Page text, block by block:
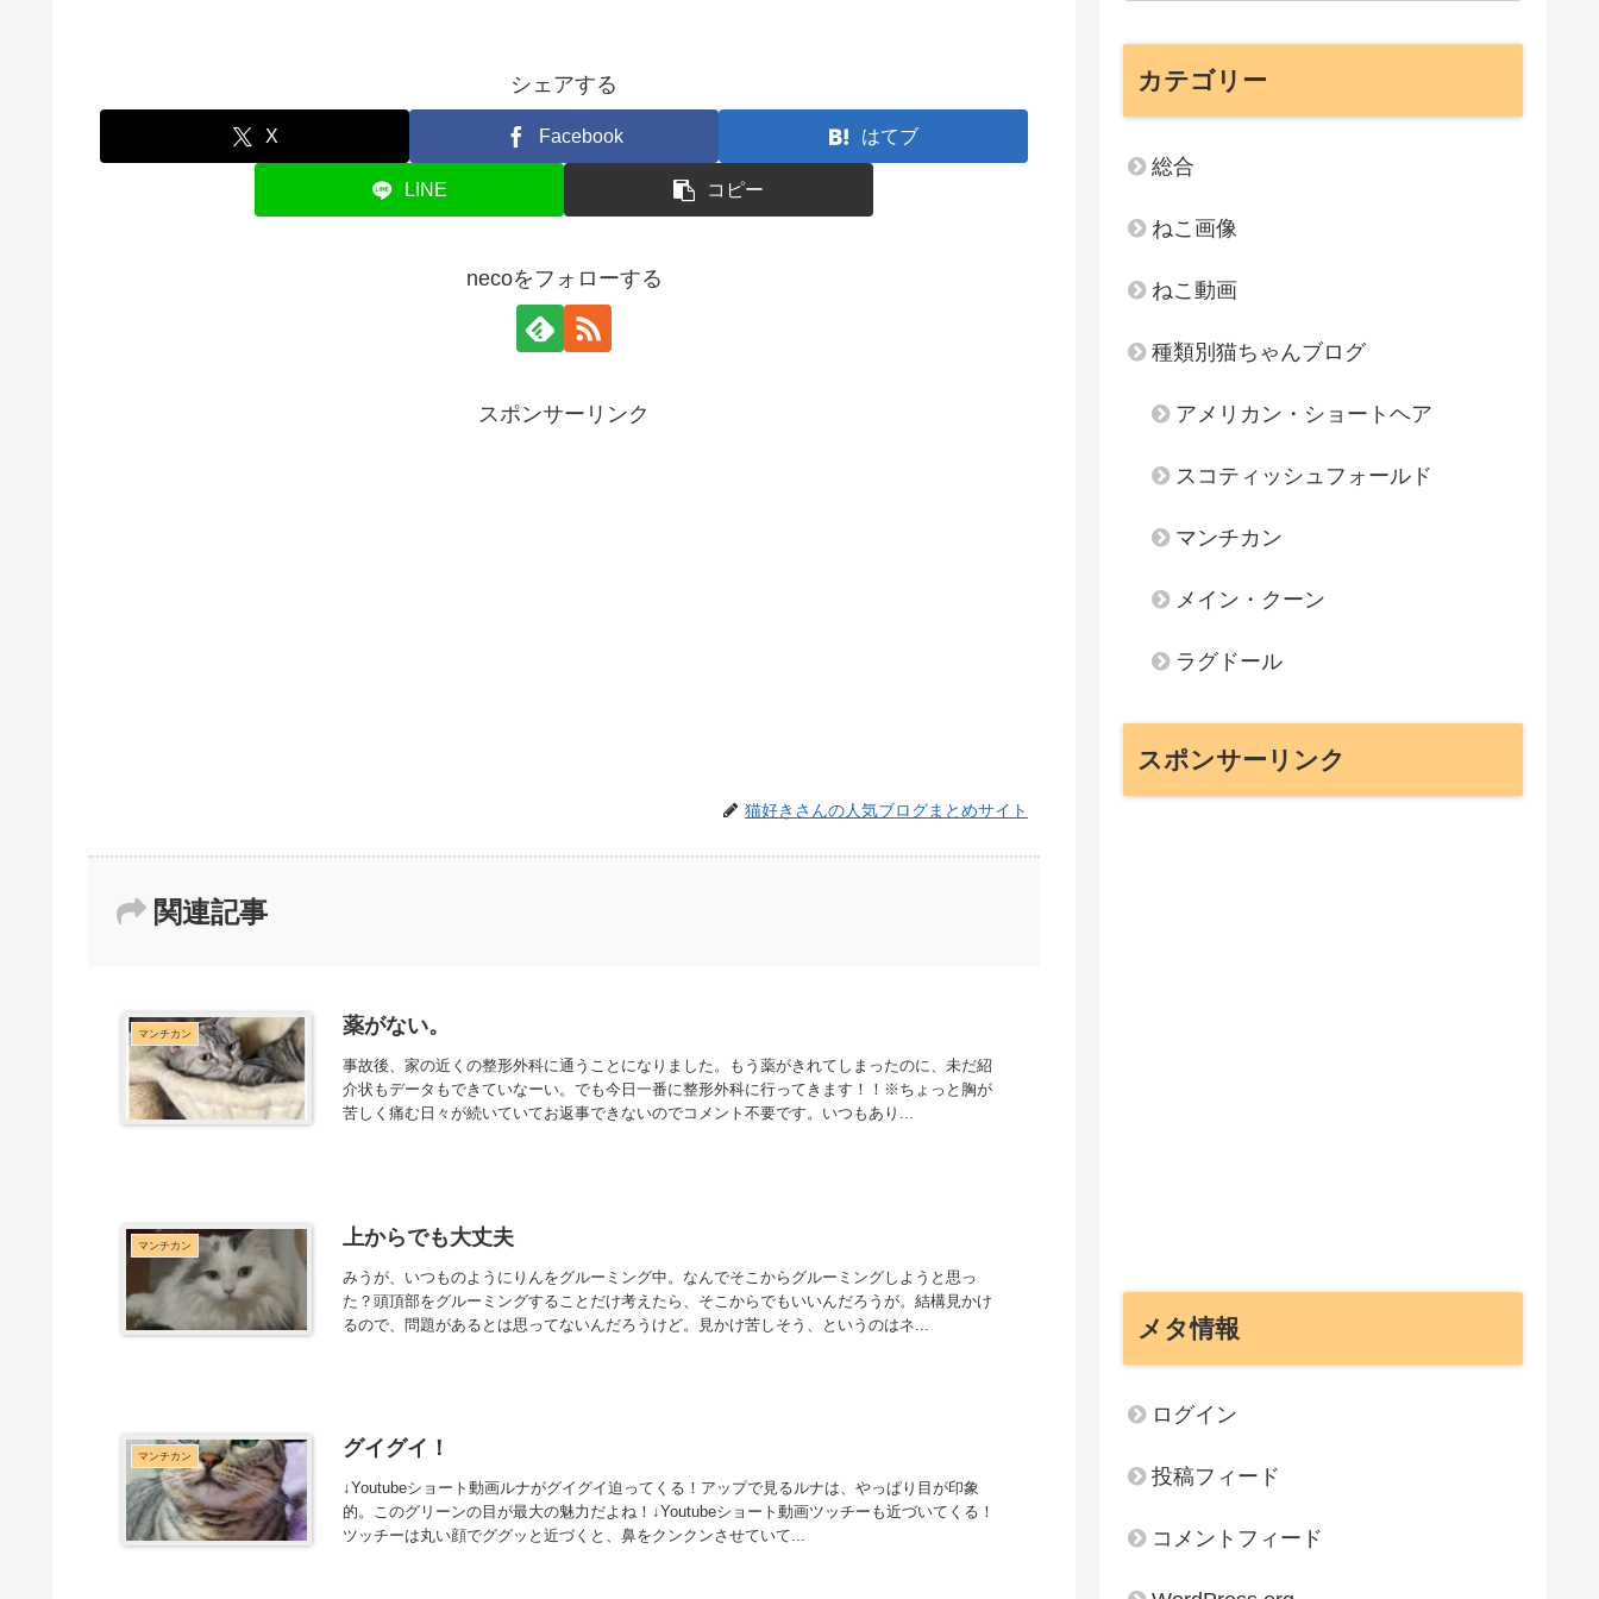
シェアする
X Facebook はてブ
LINE コピー
necoをフォローする
スポンサーリンク
猫好きさんの人気ブログまとめサイト
関連記事
マンチカン 薬がない。
事故後、家の近くの整形外科に通うことになりました。もう薬がきれてしまったのに、未だ紹
介状もデータもできていなーい。でも今日一番に整形外科に行ってきます！！※ちょっと胸が
苦しく痛む日々が続いていてお返事できないのでコメント不要です。いつもあり...
マンチカン 上からでも大丈夫
みうが、いつものようにりんをグルーミング中。なんでそこからグルーミングしようと思っ
た？頭頂部をグルーミングすることだけ考えたら、そこからでもいいんだろうが。結構見かけ
るので、問題があるとは思ってないんだろうけど。見かけ苦しそう、というのはネ...
マンチカン グイグイ！
↓Youtubeショート動画ルナがグイグイ迫ってくる！アップで見るルナは、やっぱり目が印象
的。このグリーンの目が最大の魅力だよね！↓Youtubeショート動画ツッチーも近づいてくる！
ツッチーは丸い顔でググッと近づくと、鼻をクンクンさせていて...
カテゴリー
総合
ねこ画像
ねこ動画
種類別猫ちゃんブログ
アメリカン・ショートヘア
スコティッシュフォールド
マンチカン
メイン・クーン
ラグドール
スポンサーリンク
メタ情報
ログイン
投稿フィード
コメントフィード